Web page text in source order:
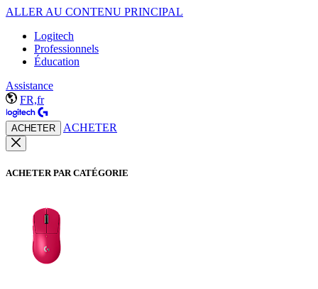
ALLER AU CONTENU PRINCIPAL
Logitech
Professionnels
Éducation
Assistance
FR,fr
ACHETER ACHETER
ACHETER PAR CATÉGORIE